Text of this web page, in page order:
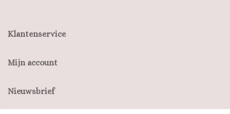
Klantenservice
Mijn account
Nieuwsbrief